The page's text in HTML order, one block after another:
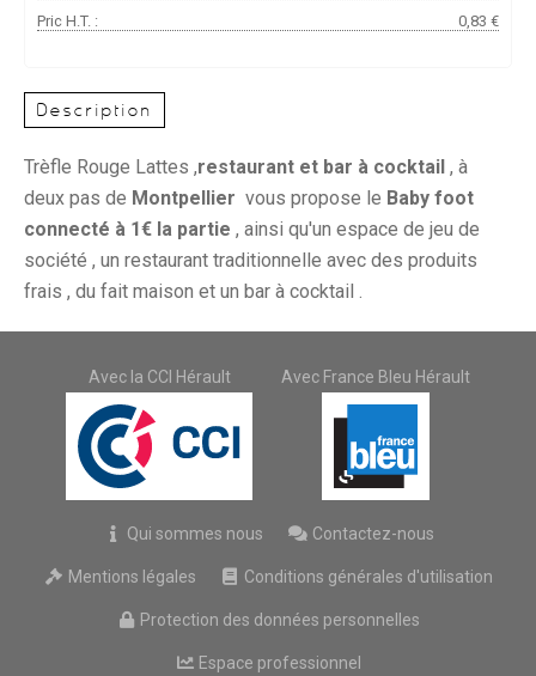
Pric H.T. :
0,83 €
Description
Trèfle Rouge Lattes ,restaurant et bar à cocktail , à
deux pas de Montpellier vous propose le Baby foot
connecté à 1€ la partie , ainsi qu'un espace de jeu de
société , un restaurant traditionnelle avec des produits
frais , du fait maison et un bar à cocktail .
Avec la CCI Hérault Avec France Bleu Hérault
Qui sommes nous Contactez-nous
Mentions légales Conditions générales d'utilisation
Protection des données personnelles
Espace professionnel